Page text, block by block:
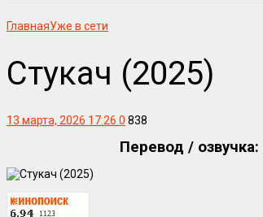
ГлавнаяУже в сети
Стукач (2025)
13 марта, 2026 17:26 0 838
Перевод / озвучка: